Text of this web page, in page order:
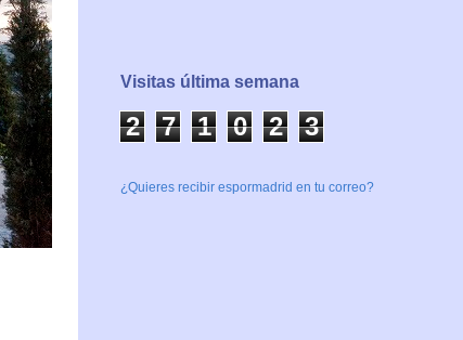
Visitas última semana
2 7 1 0 2 3
¿Quieres recibir espormadrid en tu correo?